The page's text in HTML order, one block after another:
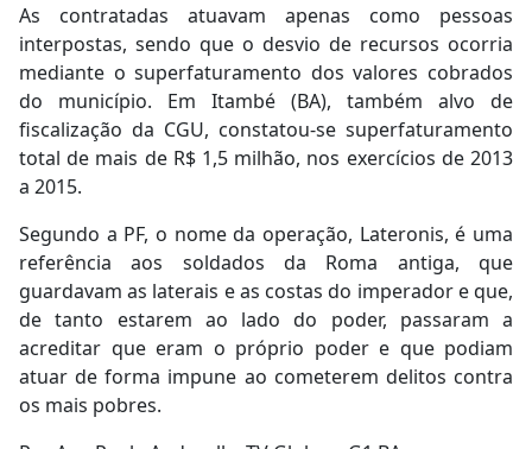
As contratadas atuavam apenas como pessoas
interpostas, sendo que o desvio de recursos ocorria
mediante o superfaturamento dos valores cobrados
do município. Em Itambé (BA), também alvo de
fiscalização da CGU, constatou-se superfaturamento
total de mais de R$ 1,5 milhão, nos exercícios de 2013
a 2015.
Segundo a PF, o nome da operação, Lateronis, é uma
referência aos soldados da Roma antiga, que
guardavam as laterais e as costas do imperador e que,
de tanto estarem ao lado do poder, passaram a
acreditar que eram o próprio poder e que podiam
atuar de forma impune ao cometerem delitos contra
os mais pobres.